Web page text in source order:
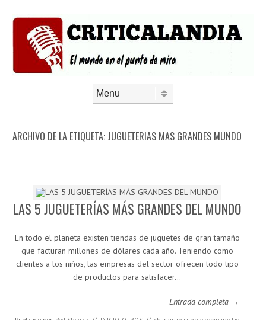
ARCHIVO DE LA ETIQUETA: JUGUETERIAS MAS GRANDES MUNDO
LAS 5 JUGUETERÍAS MÁS GRANDES DEL MUNDO
En todo el planeta existen tiendas de juguetes de gran tamaño
que facturan millones de dólares cada año. Teniendo como
clientes a los niños, las empresas del sector ofrecen todo tipo
de productos para satisfacer…
Entrada completa →